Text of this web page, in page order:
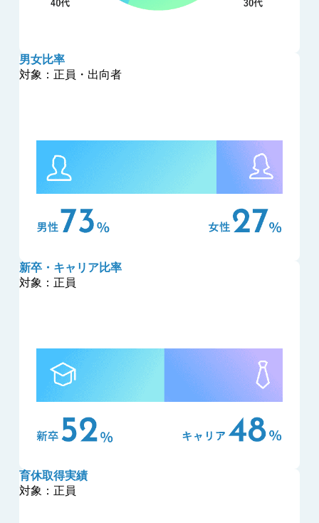
男女比率
対象：正員・出向者
新卒・キャリア比率
対象：正員
育休取得実績
対象：正員